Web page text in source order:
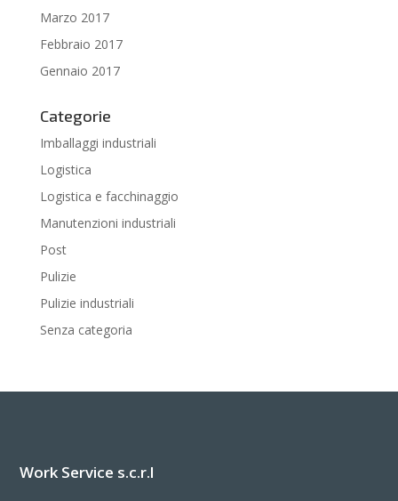
Marzo 2017
Febbraio 2017
Gennaio 2017
Categorie
Imballaggi industriali
Logistica
Logistica e facchinaggio
Manutenzioni industriali
Post
Pulizie
Pulizie industriali
Senza categoria
Work Service s.c.r.l